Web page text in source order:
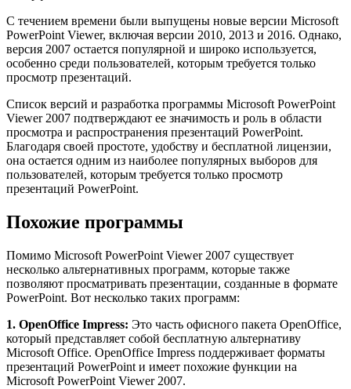
С течением времени были выпущены новые версии Microsoft
PowerPoint Viewer, включая версии 2010, 2013 и 2016. Однако,
версия 2007 остается популярной и широко используется,
особенно среди пользователей, которым требуется только
просмотр презентаций.
Список версий и разработка программы Microsoft PowerPoint
Viewer 2007 подтверждают ее значимость и роль в области
просмотра и распространения презентаций PowerPoint.
Благодаря своей простоте, удобству и бесплатной лицензии,
она остается одним из наиболее популярных выборов для
пользователей, которым требуется только просмотр
презентаций PowerPoint.
Похожие программы
Помимо Microsoft PowerPoint Viewer 2007 существует
несколько альтернативных программ, которые также
позволяют просматривать презентации, созданные в формате
PowerPoint. Вот несколько таких программ:
1. OpenOffice Impress: Это часть офисного пакета OpenOffice,
который представляет собой бесплатную альтернативу
Microsoft Office. OpenOffice Impress поддерживает форматы
презентаций PowerPoint и имеет похожие функции на
Microsoft PowerPoint Viewer 2007.